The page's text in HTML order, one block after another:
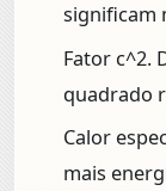
significam
Fator c^2.
quadrado
Calor
mais